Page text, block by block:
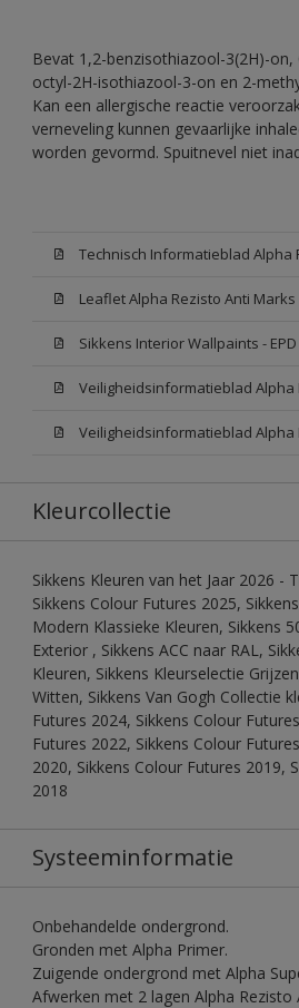
Bevat 1,2-benzisothiazool-3(2H)-on,
octyl-2H-isothiazool-3-on en 2-
Kan een allergische reactie
verneveling kunnen gevaarlijke
worden gevormd. Spuitnevel niet
Leaflet Alpha Rezisto Anti Marks
Kleurcollectie
Sikkens Kleuren van het Jaar 2026 -
Sikkens Colour Futures 2025,
Modern Klassieke Kleuren, Sikkens
Exterior , Sikkens ACC naar RAL,
Kleuren, Sikkens Kleurselectie
Witten, Sikkens Van Gogh Collectie
Futures 2024, Sikkens Colour
Futures 2022, Sikkens Colour
2020, Sikkens Colour Futures 2019,
2018
Systeeminformatie
Onbehandelde ondergrond.
Gronden met Alpha Primer.
Zuigende ondergrond met Alpha
Afwerken met 2 lagen Alpha Rezisto